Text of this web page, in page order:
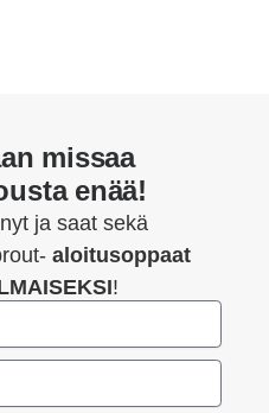
missaa
enää!
ja saat sekä
aloitusoppaat
!